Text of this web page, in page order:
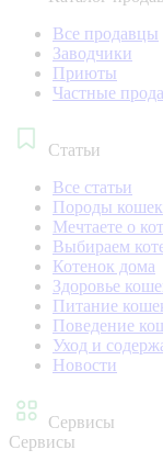
Все продавцы
Заводчики
Приюты
Частные
Статьи
Все статьи
Породы кошек
Мечтаете о
Выбираем
Котенок дома
Здоровье
Питание
Поведение
Уход и
Новости
Сервисы
Сервисы